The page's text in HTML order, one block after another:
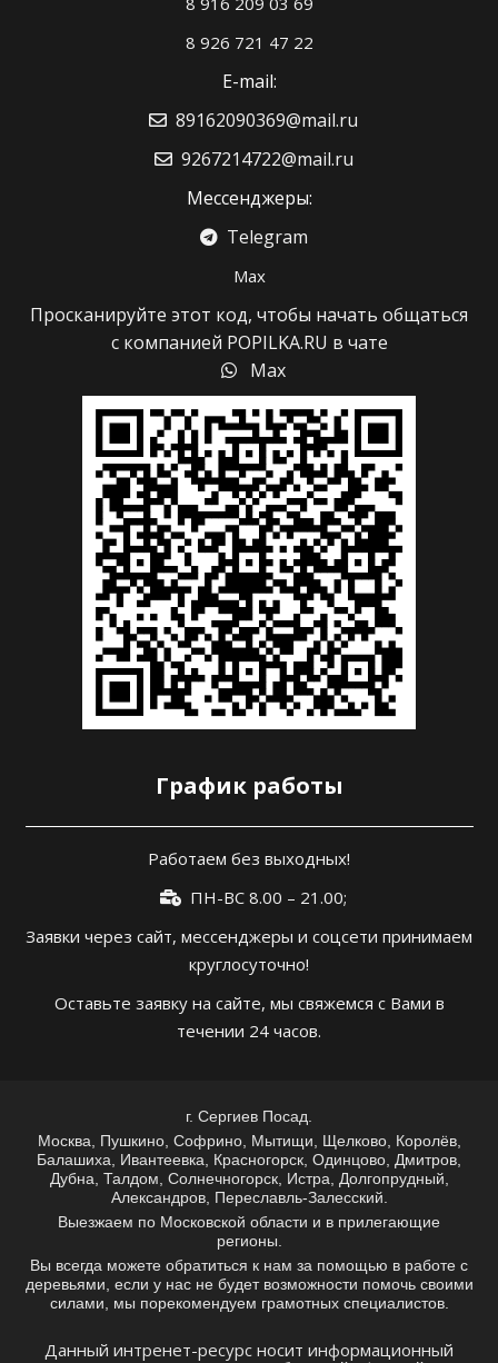
8 926 721 47 22
E-mail:
89162090369@mail.ru
9267214722@mail.ru
Мессенджеры:
Telegram
Max
Просканируйте этот код, чтобы начать общаться
с компанией POPILKA.RU в чате
Max
График работы
Работаем без выходных!
ПН-ВС 8.00 – 21.00;
Заявки через сайт, мессенджеры и соцсети принимаем
круглосуточно!
Оставьте заявку на сайте, мы свяжемся с Вами в
течении 24 часов.
г. Сергиев Посад.
Москва, Пушкино, Софрино, Мытищи, Щелково, Королёв,
Балашиха, Ивантеевка, Красногорск, Одинцово, Дмитров,
Дубна, Талдом, Солнечногорск, Истра, Долгопрудный,
Александров, Переславль-Залесский.
Выезжаем по Московской области и в прилегающие
регионы.
Вы всегда можете обратиться к нам за помощью в работе с
деревьями, если у нас не будет возможности помочь своими
силами, мы порекомендуем грамотных специалистов.
Данный интренет-ресурс носит информационный